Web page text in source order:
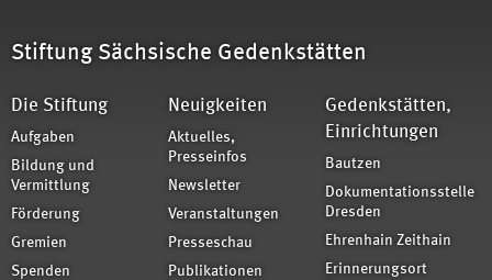
Stiftung Sächsische Gedenkstätten
Die Stiftung
Aufgaben
Bildung und
Vermittlung
Förderung
Gremien
Spenden
Neuigkeiten
Aktuelles,
Presseinfos
Newsletter
Veranstaltungen
Presseschau
Publikationen
Gedenkstätten,
Einrichtungen
Bautzen
Dokumentationsstelle
Dresden
Ehrenhain Zeithain
Erinnerungsort